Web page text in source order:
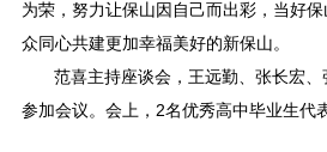
为荣，努力让保山因自己而出彩，当好
众同心共建更加幸福美好的新保山。
范喜主持座谈会，王远勤、张长宏
参加会议。会上，2名优秀高中毕业生代